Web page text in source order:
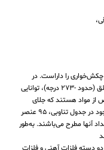
را داراست. در
تعریف فیزیکی فلز ماده ای است که در دمای صفر مطلق (حدود -۲۷۳ درجه)، توانایی
از مواد هستند که جلای
فلزی داشته و معمولاً محکم هستند. از ۱۱۸ عنصر موجود در جدول تناوبی، ۹۵ عنصر
آنها مطرح می‌باشند. به‌طور